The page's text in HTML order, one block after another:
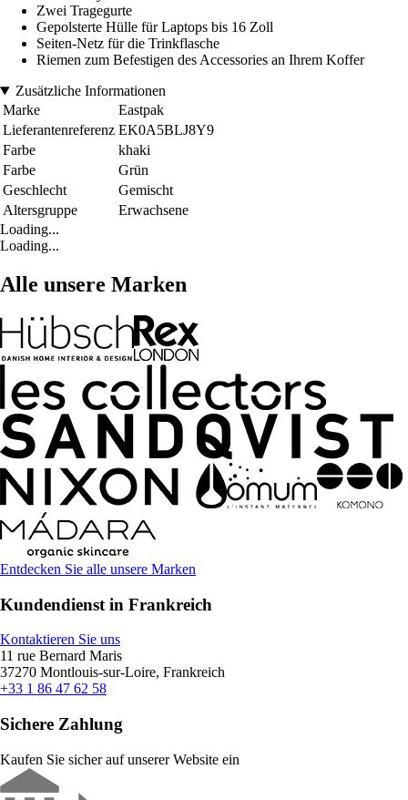
Zwei Tragegurte
Gepolsterte Hülle für Laptops bis 16 Zoll
Seiten-Netz für die Trinkflasche
Riemen zum Befestigen des Accessories an Ihrem Koffer
Zusätzliche Informationen
Marke
Eastpak
Lieferantenreferenz EK0A5BLJ8Y9
Farbe
khaki
Farbe
Grün
Geschlecht
Gemischt
Altersgruppe
Erwachsene
Loading...
Loading...
Alle unsere Marken
Entdecken Sie alle unsere Marken
Kundendienst in Frankreich
Kontaktieren Sie uns
11 rue Bernard Maris
37270 Montlouis-sur-Loire, Frankreich
+33 1 86 47 62 58
Sichere Zahlung
Kaufen Sie sicher auf unserer Website ein